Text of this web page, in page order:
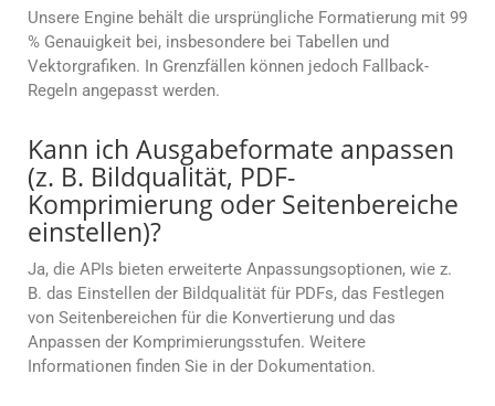
Unsere Engine behält die ursprüngliche Formatierung mit 99
% Genauigkeit bei, insbesondere bei Tabellen und
Vektorgrafiken. In Grenzfällen können jedoch Fallback-
Regeln angepasst werden.
Kann ich Ausgabeformate anpassen
(z. B. Bildqualität, PDF-
Komprimierung oder Seitenbereiche
einstellen)?
Ja, die APIs bieten erweiterte Anpassungsoptionen, wie z.
B. das Einstellen der Bildqualität für PDFs, das Festlegen
von Seitenbereichen für die Konvertierung und das
Anpassen der Komprimierungsstufen. Weitere
Informationen finden Sie in der Dokumentation.